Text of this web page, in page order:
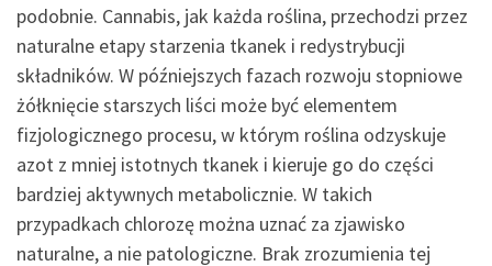
podobnie. Cannabis, jak każda roślina, przechodzi przez
naturalne etapy starzenia tkanek i redystrybucji
składników. W późniejszych fazach rozwoju stopniowe
żółknięcie starszych liści może być elementem
fizjologicznego procesu, w którym roślina odzyskuje
azot z mniej istotnych tkanek i kieruje go do części
bardziej aktywnych metabolicznie. W takich
przypadkach chlorozę można uznać za zjawisko
naturalne, a nie patologiczne. Brak zrozumienia tej